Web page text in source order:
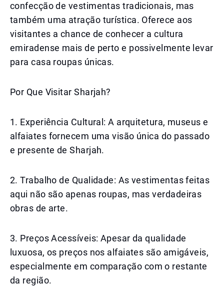
confecção de vestimentas tradicionais, mas
também uma atração turística. Oferece aos
visitantes a chance de conhecer a cultura
emiradense mais de perto e possivelmente levar
para casa roupas únicas.
Por Que Visitar Sharjah?
1. Experiência Cultural: A arquitetura, museus e
alfaiates fornecem uma visão única do passado
e presente de Sharjah.
2. Trabalho de Qualidade: As vestimentas feitas
aqui não são apenas roupas, mas verdadeiras
obras de arte.
3. Preços Acessíveis: Apesar da qualidade
luxuosa, os preços nos alfaiates são amigáveis,
especialmente em comparação com o restante
da região.